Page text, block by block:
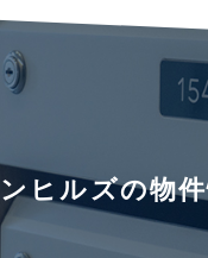
ヒルズの物